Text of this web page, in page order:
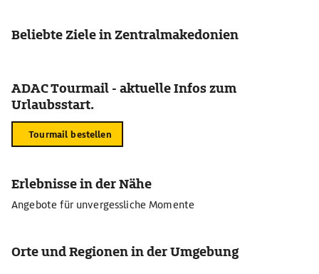
Beliebte Ziele in Zentralmakedonien
ADAC Tourmail - aktuelle Infos zum
Urlaubsstart.
Tourmail bestellen
Erlebnisse in der Nähe
Angebote für unvergessliche Momente
Orte und Regionen in der Umgebung